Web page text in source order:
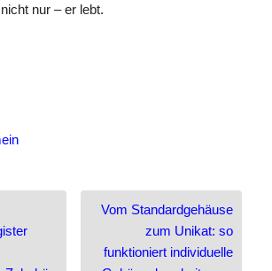
nur – er lebt.
Vom Standardgehäuse
zum Unikat: so
funktioniert individuelle